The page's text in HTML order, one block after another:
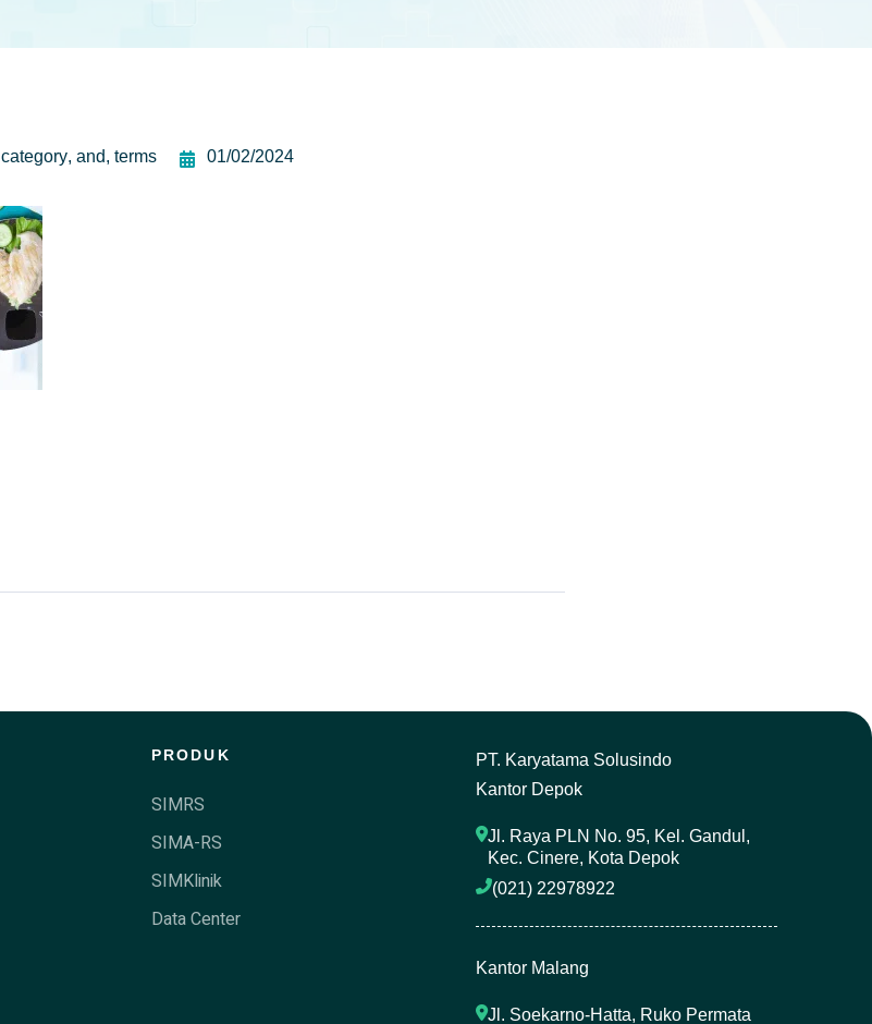
category, and, terms 01/02/2024
PRODUK
SIMRS
SIMA-RS
SIMKlinik
Data Center
PT. Karyatama Solusindo
Kantor Depok
Jl. Raya PLN No. 95, Kel. Gandul,
Kec. Cinere, Kota Depok
(021) 22978922
Kantor Malang
Jl. Soekarno-Hatta, Ruko Permata